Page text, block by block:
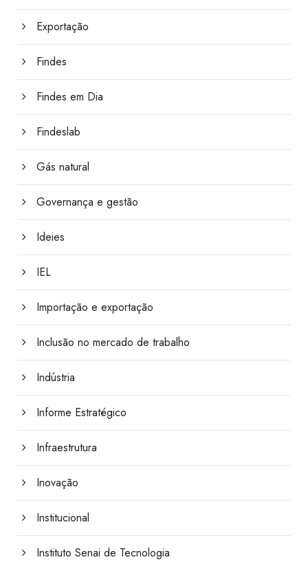
Exportação
Findes
Findes em Dia
Findeslab
Gás natural
Governança e gestão
Ideies
IEL
Importação e exportação
Inclusão no mercado de trabalho
Indústria
Informe Estratégico
Infraestrutura
Inovação
Institucional
Instituto Senai de Tecnologia